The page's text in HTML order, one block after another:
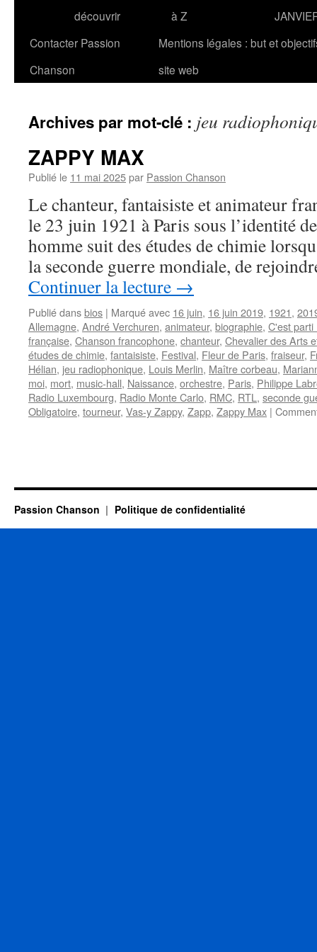
découvrir
à Z
Contacter Passion
Chanson
Mentions légales : but et
site web
Archives par mot-clé : jeu
ZAPPY MAX
Publié le 11 mai 2025par Passion Chanson
Le chanteur, fantaisiste et animateur
le 23 juin 1921 à Paris sous l’identité
homme suit des études de chimie
la seconde guerre mondiale, de
Continuer la lecture →
Publié dansbios | Marqué avec 16 juin, 16 juin 2019, 1921,
Allemagne, André Verchuren, animateur, biographie, C'est parti
française, Chanson francophone, chanteur, Chevalier des Arts
études de chimie, fantaisiste, Festival, Fleur de Paris, fraiseur,
Hélian, jeu radiophonique, Louis Merlin, Maître corbeau,
moi, mort, music-hall, Naissance, orchestre, Paris, Philippe
Radio Luxembourg, Radio Monte Carlo, RMC, RTL , seconde
Obligatoire, tourneur, Vas-y Zappy, Zapp, Zappy Max |
Passion Chanson Politique de confidentialité